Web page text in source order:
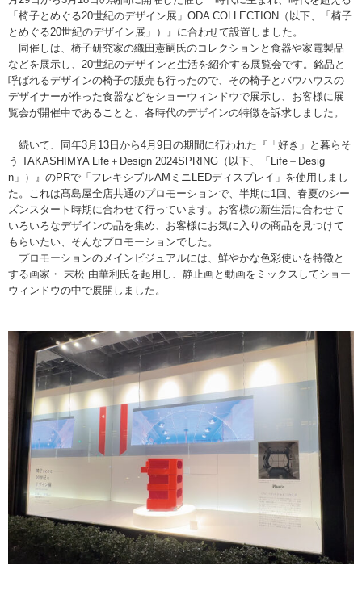
「椅子とめぐる20世紀のデザイン展」ODA COLLECTION（以下、「椅子
とめぐる20世紀のデザイン展」）』に合わせて設置しました。
同催しは、椅子研究家の織田憲嗣氏のコレクションと食器や家電製品
などを展示し、20世紀のデザインと生活を紹介する展覧会です。銘品と
呼ばれるデザインの椅子の販売も行ったので、その椅子とバウハウスの
デザイナーが作った食器などをショーウィンドウで展示し、お客様に展
覧会が開催中であることと、各時代のデザインの特徴を訴求しました。
続いて、同年3月13日から4月9日の期間に行われた『「好き」と暮らそ
う TAKASHIMYA Life＋Design 2024SPRING（以下、「Life＋Desig
n」）』のPRで「フレキシブルAMミニLEDディスプレイ」を使用しまし
た。これは髙島屋全店共通のプロモーションで、半期に1回、春夏のシー
ズンスタート時期に合わせて行っています。お客様の新生活に合わせて
いろいろなデザインの品を集め、お客様にお気に入りの商品を見つけて
もらいたい、そんなプロモーションでした。
プロモーションのメインビジュアルには、鮮やかな色彩使いを特徴と
する画家・ 末松 由華利氏を起用し、静止画と動画をミックスしてショー
ウィンドウの中で展開しました。